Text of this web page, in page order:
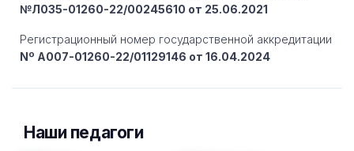
№Л035-01260-22/00245610 от 25.06.2021
Регистрационный номер государственной аккредитации
Nº A007-01260-22/01129146 от 16.04.2024
Наши педагоги